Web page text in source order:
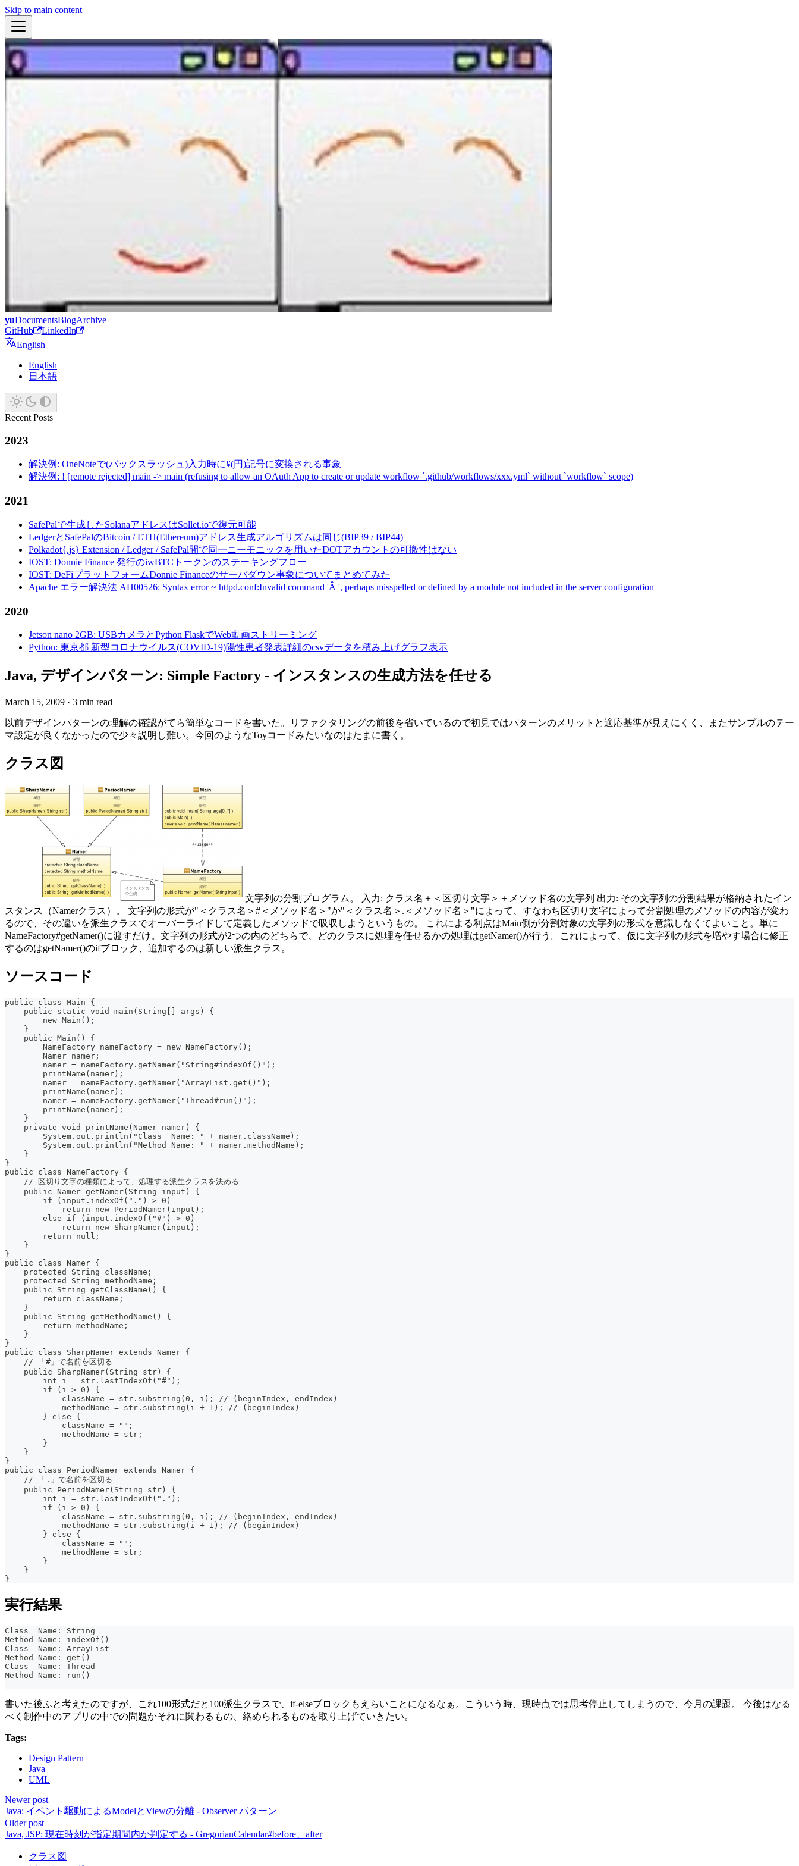
Skip to main content
yuDocumentsBlogArchive
GitHub
LinkedIn
English
English
日本語
Recent Posts
2023
解決例: OneNoteで(バックスラッシュ)入力時に¥(円)記号に変換される事象
解決例: ! [remote rejected] main -> main (refusing to allow an OAuth App to create or update workflow `.github/workflows/xxx.yml` without `workflow` scope)
2021
SafePalで生成したSolanaアドレスはSollet.ioで復元可能
LedgerとSafePalのBitcoin / ETH(Ethereum)アドレス生成アルゴリズムは同じ(BIP39 / BIP44)
Polkadot{.js} Extension / Ledger / SafePal間で同一ニーモニックを用いたDOTアカウントの可搬性はない
IOST: Donnie Finance 発行のiwBTCトークンのステーキングフロー
IOST: DeFiプラットフォームDonnie Financeのサーバダウン事象についてまとめてみた
Apache エラー解決法 AH00526: Syntax error ~ httpd.conf:Invalid command 'Â ', perhaps misspelled or defined by a module not included in the server configuration
2020
Jetson nano 2GB: USBカメラとPython FlaskでWeb動画ストリーミング
Python: 東京都 新型コロナウイルス(COVID-19)陽性患者発表詳細のcsvデータを積み上げグラフ表示
Java, デザインパターン: Simple Factory - インスタンスの生成方法を任せる
March 15, 2009 · 3 min read
以前デザインパターンの理解の確認がてら簡単なコードを書いた。リファクタリングの前後を省いているので初見ではパターンのメリットと適応基準が見えにくく、またサンプルのテー
マ設定が良くなかったので少々説明し難い。今回のようなToyコードみたいなのはたまに書く。
クラス図
文字列の分割プログラム。 入力: クラス名＋＜区切り文字＞＋メソッド名の文字列 出力: その文字列の分割結果が格納されたイン
スタンス（Namerクラス）。 文字列の形式が"＜クラス名＞#＜メソッド名＞"か"＜クラス名＞.＜メソッド名＞"によって、すなわち区切り文字によって分割処理のメソッドの内容が変わ
るので、その違いを派生クラスでオーバーライドして定義したメソッドで吸収しようというもの。 これによる利点はMain側が分割対象の文字列の形式を意識しなくてよいこと。単に
NameFactory#getNamer()に渡すだけ。文字列の形式が2つの内のどちらで、どのクラスに処理を任せるかの処理はgetNamer()が行う。これによって、仮に文字列の形式を増やす場合に修正
するのはgetNamer()のifブロック、追加するのは新しい派生クラス。
ソースコード
public class Main {
    public static void main(String[] args) {
        new Main();
    }
    public Main() {
        NameFactory nameFactory = new NameFactory();
        Namer namer;
        namer = nameFactory.getNamer("String#indexOf()");
        printName(namer);
        namer = nameFactory.getNamer("ArrayList.get()");
        printName(namer);
        namer = nameFactory.getNamer("Thread#run()");
        printName(namer);
    }
    private void printName(Namer namer) {
        System.out.println("Class  Name: " + namer.className);
        System.out.println("Method Name: " + namer.methodName);
    }
}
public class NameFactory {
    // 区切り文字の種類によって、処理する派生クラスを決める
    public Namer getNamer(String input) {
        if (input.indexOf(".") > 0)
            return new PeriodNamer(input);
        else if (input.indexOf("#") > 0)
            return new SharpNamer(input);
        return null;
    }
}
public class Namer {
    protected String className;
    protected String methodName;
    public String getClassName() {
        return className;
    }
    public String getMethodName() {
        return methodName;
    }
}
public class SharpNamer extends Namer {
    // 「#」で名前を区切る
    public SharpNamer(String str) {
        int i = str.lastIndexOf("#");
        if (i > 0) {
            className = str.substring(0, i); // (beginIndex, endIndex)
            methodName = str.substring(i + 1); // (beginIndex)
        } else {
            className = "";
            methodName = str;
        }
    }
}
public class PeriodNamer extends Namer {
    // 「.」で名前を区切る
    public PeriodNamer(String str) {
        int i = str.lastIndexOf(".");
        if (i > 0) {
            className = str.substring(0, i); // (beginIndex, endIndex)
            methodName = str.substring(i + 1); // (beginIndex)
        } else {
            className = "";
            methodName = str;
        }
    }
}
実行結果
Class  Name: String
Method Name: indexOf()
Class  Name: ArrayList
Method Name: get()
Class  Name: Thread
Method Name: run()
書いた後ふと考えたのですが、これ100形式だと100派生クラスで、if-elseブロックもえらいことになるなぁ。こういう時、現時点では思考停止してしまうので、今月の課題。 今後はなる
べく制作中のアプリの中での問題かそれに関わるもの、絡められるものを取り上げていきたい。
Tags:
Design Pattern
Java
UML
Newer post
Java: イベント駆動によるModelとViewの分離 - Observer パターン
Older post
Java, JSP: 現在時刻が指定期間内か判定する - GregorianCalendar#before、after
クラス図